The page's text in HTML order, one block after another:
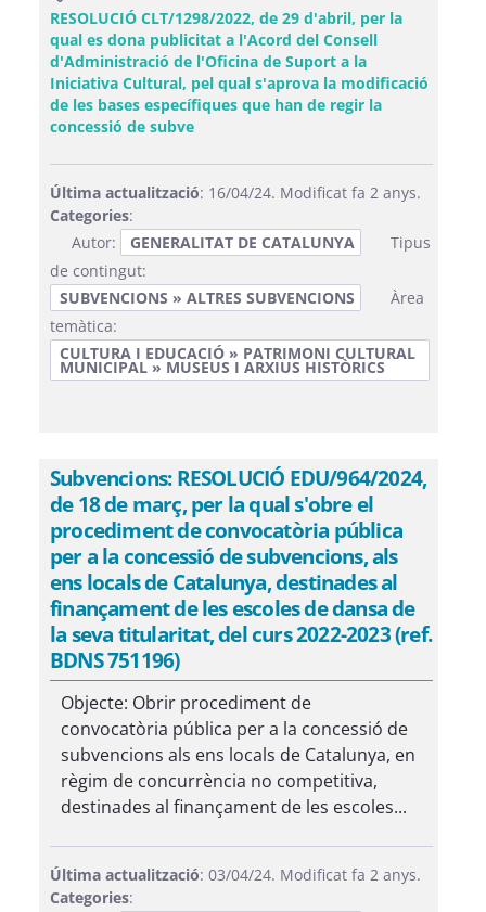
RESOLUCIÓ CLT/1298/2022, de 29 d'abril, per la
qual es dona publicitat a l'Acord del Consell
d'Administració de l'Oficina de Suport a la
Iniciativa Cultural, pel qual s'aprova la modificació
de les bases específiques que han de regir la
concessió de subve(Obre una finestra nova)
Última actualització: 16/04/24. Modificat fa 2 anys.
Categories:
Autor:
GENERALITAT DE CATALUNYA
Tipus
de contingut:
SUBVENCIONS » ALTRES SUBVENCIONS
Àrea
temàtica:
CULTURA I EDUCACIÓ » PATRIMONI CULTURAL
MUNICIPAL » MUSEUS I ARXIUS HISTÒRICS
Subvencions: RESOLUCIÓ EDU/964/2024,
de 18 de març, per la qual s'obre el
procediment de convocatòria pública
per a la concessió de subvencions, als
ens locals de Catalunya, destinades al
finançament de les escoles de dansa de
la seva titularitat, del curs 2022-2023 (ref.
BDNS 751196)
Objecte: Obrir procediment de
convocatòria pública per a la concessió de
subvencions als ens locals de Catalunya, en
règim de concurrència no competitiva,
destinades al finançament de les escoles...
Última actualització: 03/04/24. Modificat fa 2 anys.
Categories: